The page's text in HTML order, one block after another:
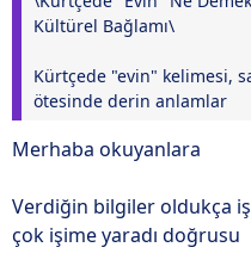
Kültürel Bağlamı\
Kürtçede "evin" kelimesi,
ötesinde derin anlamlar
Merhaba okuyanlara
Verdiğin bilgiler oldukça
çok işime yaradı doğrusu